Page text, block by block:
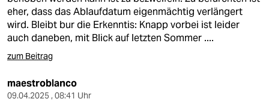
eher, dass das Ablaufdatum eigenmächtig verlängert
wird. Bleibt bur die Erkenntis: Knapp vorbei ist leider
auch daneben, mit Blick auf letzten Sommer ....
zum Beitrag
maestroblanco
09.04.2025 , 08:41 Uhr